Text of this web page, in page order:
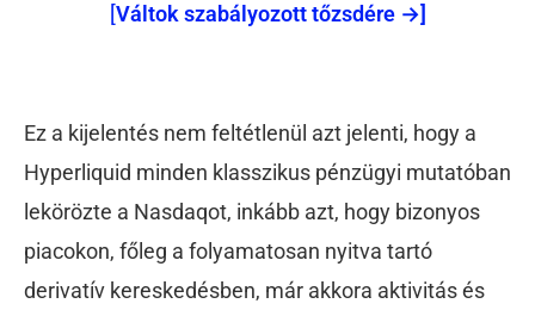
[Váltok szabályozott tőzsdére →]
Ez a kijelentés nem feltétlenül azt jelenti, hogy a
Hyperliquid minden klasszikus pénzügyi mutatóban
lekörözte a Nasdaqot, inkább azt, hogy bizonyos
piacokon, főleg a folyamatosan nyitva tartó
derivatív kereskedésben, már akkora aktivitás és